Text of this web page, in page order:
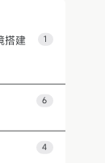
搭建
1
6
4